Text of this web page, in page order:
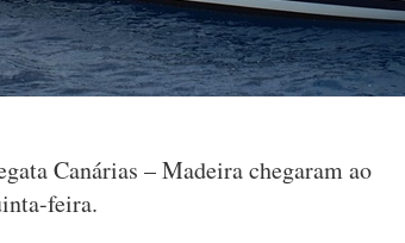
Canárias – Madeira chegaram ao
feira.